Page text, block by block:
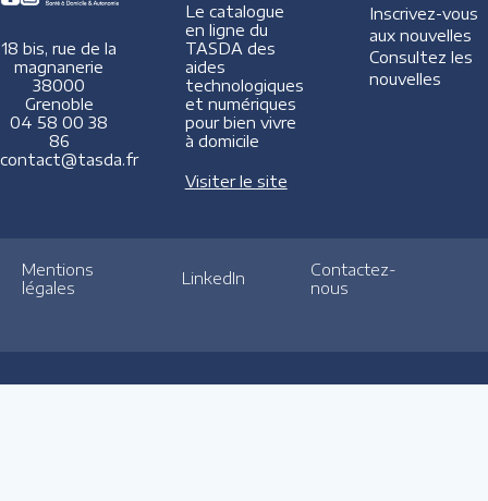
18 bis, rue de la
magnanerie
38000
Grenoble
04 58 00 38
86
contact@tasda.fr
Le catalogue
en ligne du
TASDA des
aides
technologiques
et numériques
pour bien vivre
à domicile
Visiter le site
Inscrivez-vous
aux nouvelles
Consultez les
nouvelles
Mentions
légales
LinkedIn
Contactez-
nous